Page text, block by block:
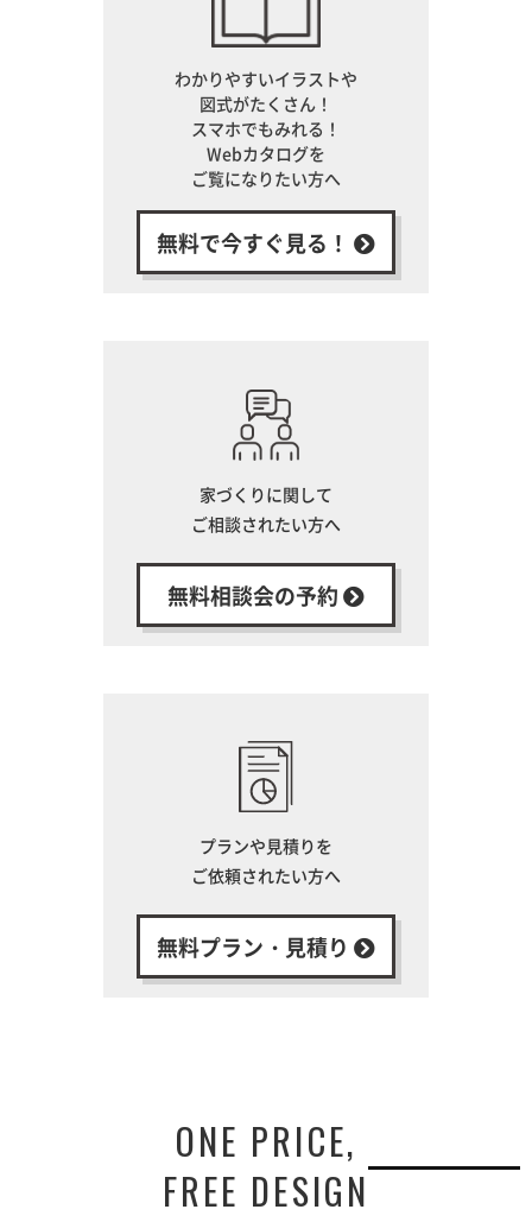
わかりやすいイラストや
図式がたくさん！
スマホでもみれる！
Webカタログを
ご覧になりたい方へ
無料で今すぐ見る！
家づくりに関して
ご相談されたい方へ
無料相談会の予約
プランや見積りを
ご依頼されたい方へ
無料プラン・見積り
ONE PRICE,
FREE DESIGN